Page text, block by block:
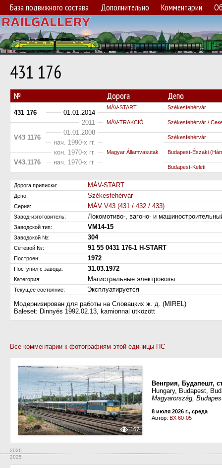
База подвижного состава Дополнительно Комментарии
431 176
№ Дорога Депо
431 176 01.01.2014
MÁV-START Székesfehérvár
2011 MÁV-TRAKCIÓ Székesfehérvár /
V43 1176
01.01.2008
нач. 1990-х гг.
Magyar Államvasutak
Székesfehérvár
кон. 1970-х гг. Budapest-Északi
V43.1176 нач. 1970-х гг.
Budapest-Keleti
Дорога приписки: MÁV-START
Депо: Székesfehérvár
Серия: MÁV V43 (431 / 432 / 433)
Завод-изготовитель: Локомотиво-, вагоно- и
Заводской тип: VM14-15
Заводской №: 304
Сетевой №: 91 55 0431 176-1 H-START
Построен: 1972
Поступил c завода: 31.03.1972
Категория: Магистральные электровозы
Текущее состояние:
Эксплуатируется
Модернизирован для работы на Словацких ж. д. (MIREL)
Baleset: Dinnyés 1992.02.13, kamionnal ütközött
Все комментарии к фотографиям этой единицы ПС
167
Венгрия, Будапешт,
Hungary, Budapest,
Magyarország,
8 июля 2026 г., среда
Автор: BX 60-05
2026
2025